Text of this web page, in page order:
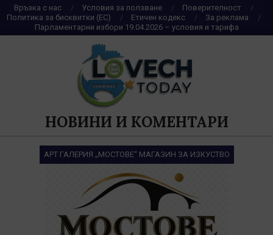
Skip
to
content
Връзка с нас Условия за ползване
Поверителност
Политика за бисквитки (ЕС)
Етичен кодекс
За реклама
Парламентарни избори 19.04.2026 – условия и тарифа
НОВИНИ И КОМЕНТАРИ
АРТ ГАЛЕРИЯ „МОСТОВЕ“ МАГАЗИН ЗА ИЗКУСТВО